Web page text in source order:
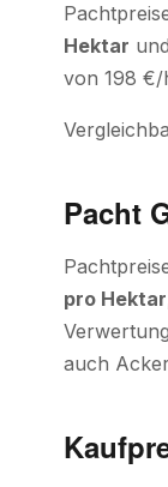
Hektar
von 198 €/
Pacht
pro Hektar
auch